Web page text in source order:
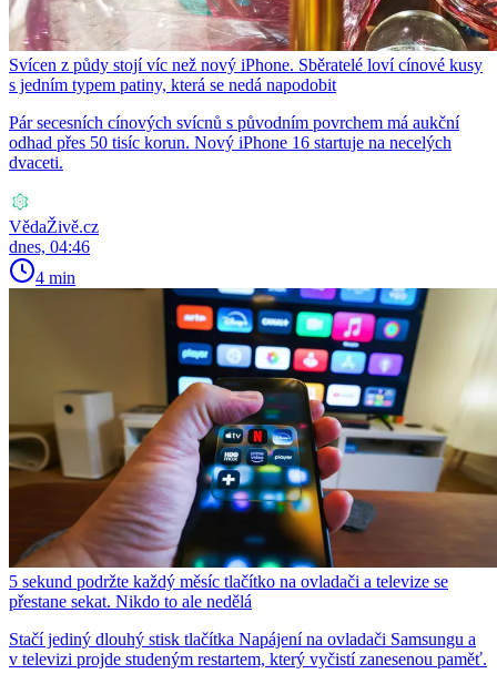
Svícen z půdy stojí víc než nový iPhone. Sběratelé loví cínové kusy
s jedním typem patiny, která se nedá napodobit
Pár secesních cínových svícnů s původním povrchem má aukční
odhad přes 50 tisíc korun. Nový iPhone 16 startuje na necelých
dvaceti.
VědaŽivě.cz
dnes, 04:46
4 min
5 sekund podržte každý měsíc tlačítko na ovladači a televize se
přestane sekat. Nikdo to ale nedělá
Stačí jediný dlouhý stisk tlačítka Napájení na ovladači Samsungu a
v televizi projde studeným restartem, který vyčistí zanesenou paměť.